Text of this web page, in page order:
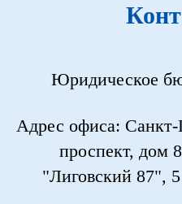
Юридическое
Адрес офиса: Санкт-
проспект, дом
"Лиговский 87",